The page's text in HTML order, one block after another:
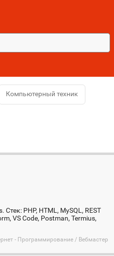
Компьютерный техник
PHP, HTML, MySQL, REST
VS Code, Postman, Termius,
- Программирование / Вебмастер